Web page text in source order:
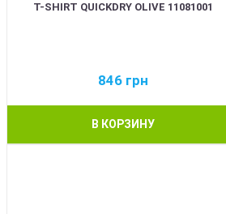
T-SHIRT QUICKDRY OLIVE 11081001
846 грн
В КОРЗИНУ